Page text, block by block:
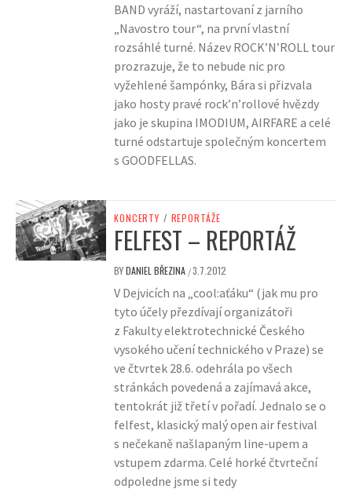
BAND vyráží, nastartovaní z jarního
„Navostro tour“, na první vlastní
rozsáhlé turné. Název ROCK’N’ROLL tour
prozrazuje, že to nebude nic pro
vyžehlené šampónky, Bára si přizvala
jako hosty pravé rock’n’rollové hvězdy
jako je skupina IMODIUM, AIRFARE a celé
turné odstartuje společným koncertem
s GOODFELLAS.
KONCERTY / REPORTÁŽE
FELFEST – REPORTÁŽ
BYDANIEL BŘEZINA /3.7.2012
V Dejvicích na „cool:aťáku“ (jak mu pro
tyto účely přezdívají organizátoři
z Fakulty elektrotechnické Českého
vysokého učení technického v Praze) se
ve čtvrtek 28.6. odehrála po všech
stránkách povedená a zajímavá akce,
tentokrát již třetí v pořadí. Jednalo se o
felfest, klasický malý open air festival
s nečekaně našlapaným line-upem a
vstupem zdarma. Celé horké čtvrteční
odpoledne jsme si tedy